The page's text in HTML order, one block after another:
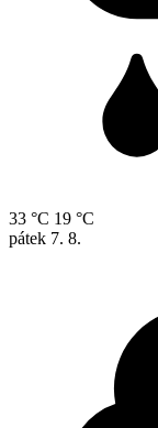
33 °C 19 °C
pátek 7. 8.